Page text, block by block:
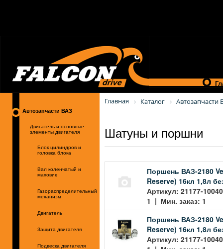
Автозапчасти ВАЗ
Двигатель и основные
элементы двигателя
Блок цилиндров и
головка блока
Вал коленчатый и
маховик
Газораспределительный
механизм
Двигатель
Защита двигателя
Подвеска двигателя
Главная Каталог Автозапчасти
Шатуны и поршни
Поршень ВАЗ-2180
Reserve) 16кл 1,8л
Артикул: 21177-
1 | Мин. заказ: 1
Поршень ВАЗ-2180
Reserve) 16кл 1,8л
Артикул: 21177-